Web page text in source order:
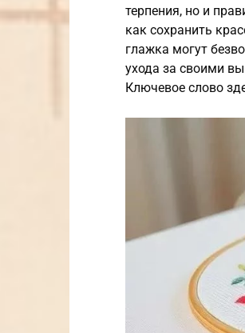
терпения, но и
как сохранить
глажка могут
ухода за своими
Ключевое слово